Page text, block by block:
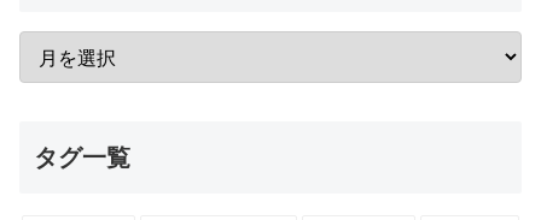
タグ一覧